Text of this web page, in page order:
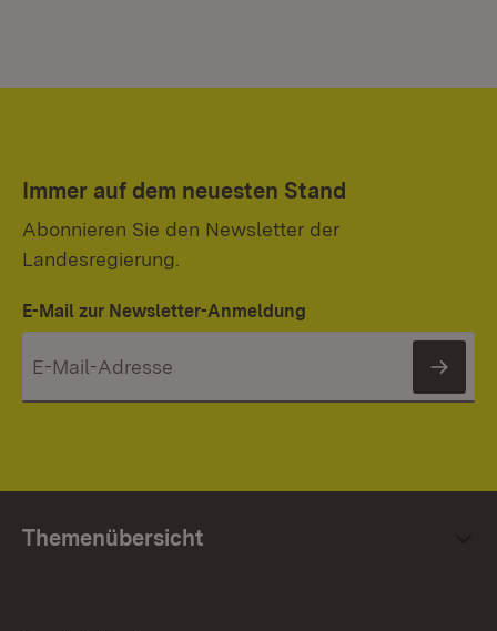
Immer auf dem neuesten Stand
Abonnieren Sie den Newsletter der
Landesregierung.
E-Mail zur Newsletter-Anmeldung
Themenübersicht